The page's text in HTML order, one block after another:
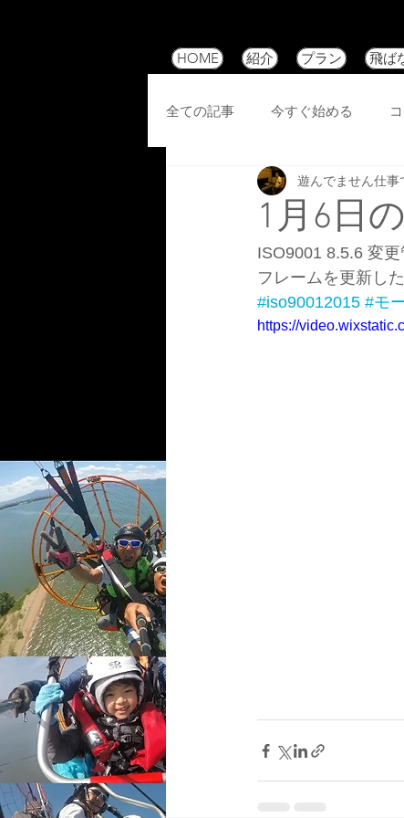
HOME 紹介 プラン 飛ば
全ての記事 今すぐ始める
1月6日
遊んでません仕事
ISO9001 8.5.6 変更
フレームを更新し
#iso90012015 #モ
https://